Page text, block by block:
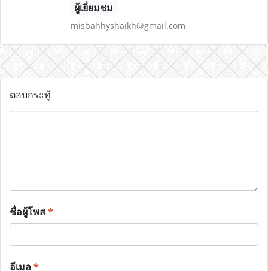
ผู้เยี่ยมชม
misbahhyshaikh@gmail.com
ตอบกระทู้
ชื่อผู้โพส*
อีเมล*